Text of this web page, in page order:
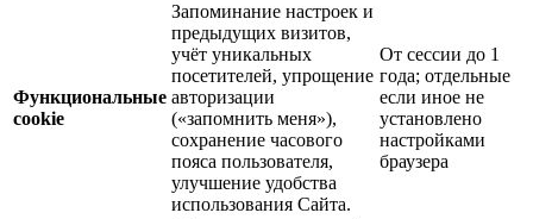
Функциональные
cookie
Запоминание настроек и
предыдущих визитов,
учёт уникальных
посетителей, упрощение
авторизации
(«запомнить меня»),
сохранение часового
пояса пользователя,
улучшение удобства
использования Сайта.
От сессии до 1
года; отдельные
если иное не
установлено
настройками
браузера